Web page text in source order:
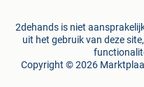
2dehands is niet
uit het gebruik van deze
Copyright © 2026